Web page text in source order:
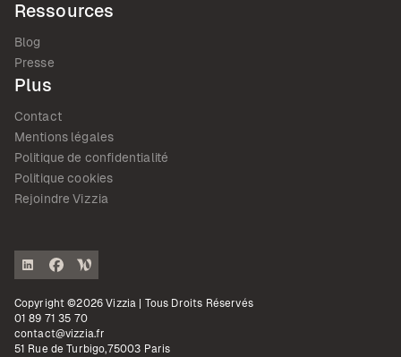
Ressources
Blog
Presse
Plus
Contact
Mentions légales
Politique de confidentialité
Politique cookies
Rejoindre Vizzia
Copyright ©2026 Vizzia | Tous Droits Réservés
01 89 71 35 70
contact@vizzia.fr
51 Rue de Turbigo,75003 Paris